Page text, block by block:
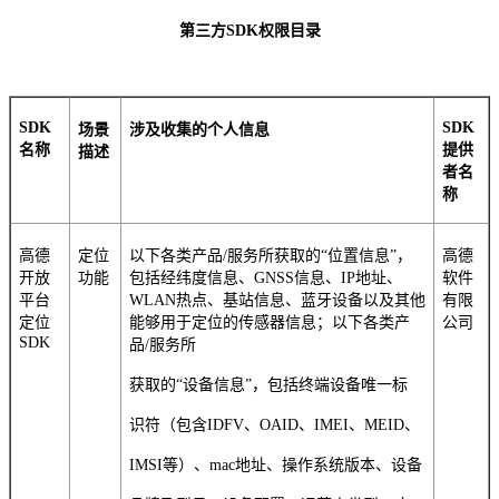
第三方SDK权限目录
SDK
名称
场景
描述
涉及收集的个人信息
SDK
提供
者名
称
高德
开放
平台
定位
SDK
定位
功能
以下各类产品/服务所获取的“位置信息”，
包括经纬度信息、GNSS信息、IP地址、
WLAN热点、基站信息、蓝牙设备以及其他
能够用于定位的传感器信息；以下各类产
品/服务所
获取的“设备信息”，包括终端设备唯一标
识符（包含IDFV、OAID、IMEI、MEID、
IMSI等）、mac地址、操作系统版本、设备
高德
软件
有限
公司